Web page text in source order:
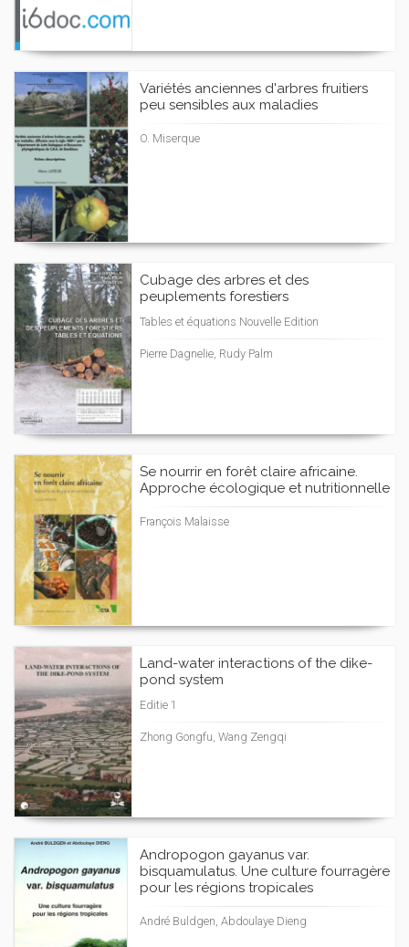
Variétés anciennes d'arbres fruitiers
peu sensibles aux maladies
O. Miserque
Cubage des arbres et des
peuplements forestiers
Tables et équations Nouvelle Edition
Pierre Dagnelie, Rudy Palm
Se nourrir en forêt claire africaine.
Approche écologique et nutritionnelle
François Malaisse
Land-water interactions of the dike-
pond system
Editie 1
Zhong Gongfu, Wang Zengqi
Andropogon gayanus var.
bisquamulatus. Une culture fourragère
pour les régions tropicales
André Buldgen, Abdoulaye Dieng